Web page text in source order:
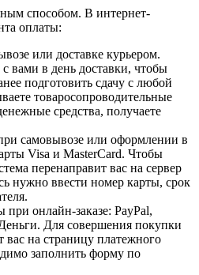
способом. В интернет-
оплаты:
или доставке курьером.
вами в день доставки, чтобы
подготовить сдачу с любой
товаросопроводительные
средства, получаете
самовывозе или оформлении в
Visa и MasterCard. Чтобы
перенаправит вас на сервер
нужно ввести номер карты, срок
онлайн-заказе: PayPal,
Для совершения покупки
вас на страницу платежного
заполнить форму по